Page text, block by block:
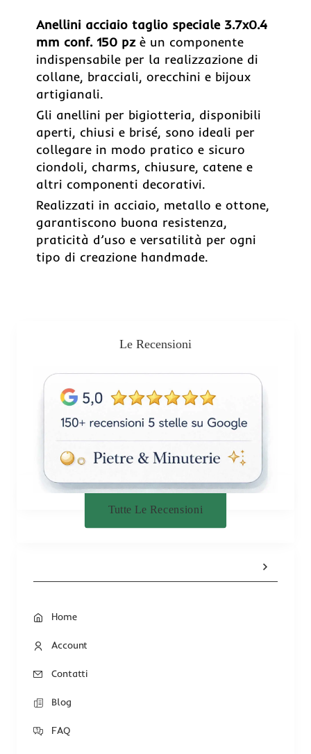
Anellini acciaio taglio speciale 3.7x0.4
mm conf. 150 pzè un componente
indispensabile per la realizzazione di
collane, bracciali, orecchini e bijoux
artigianali.
Gli anellini per bigiotteria, disponibili
aperti, chiusi e brisé, sono ideali per
collegare in modo pratico e sicuro
ciondoli, charms, chiusure, catene e
altri componenti decorativi.
Realizzati in acciaio, metallo e ottone,
garantiscono buona resistenza,
praticità d’uso e versatilità per ogni
tipo di creazione handmade.
Le Recensioni
Tutte Le Recensioni
Home
Account
Contatti
Blog
FAQ